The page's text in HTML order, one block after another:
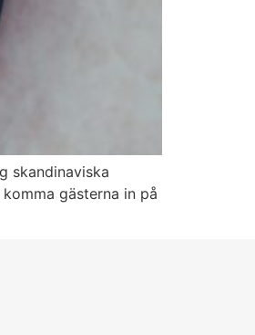
skandinaviska
gästerna in på